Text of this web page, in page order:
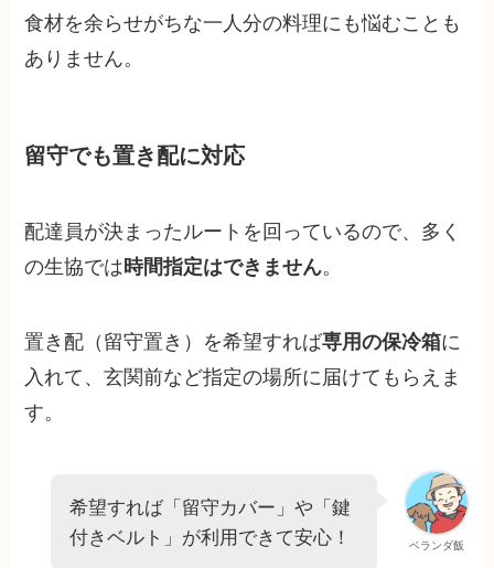
食材を余らせがちな一人分の料理にも悩むことも
ありません。
留守でも置き配に対応
配達員が決まったルートを回っているので、多く
の生協では時間指定はできません。
置き配（留守置き）を希望すれば専用の保冷箱に
入れて、玄関前など指定の場所に届けてもらえま
す。
ベランダ飯
希望すれば「留守カバー」や「鍵
付きベルト」が利用できて安心！